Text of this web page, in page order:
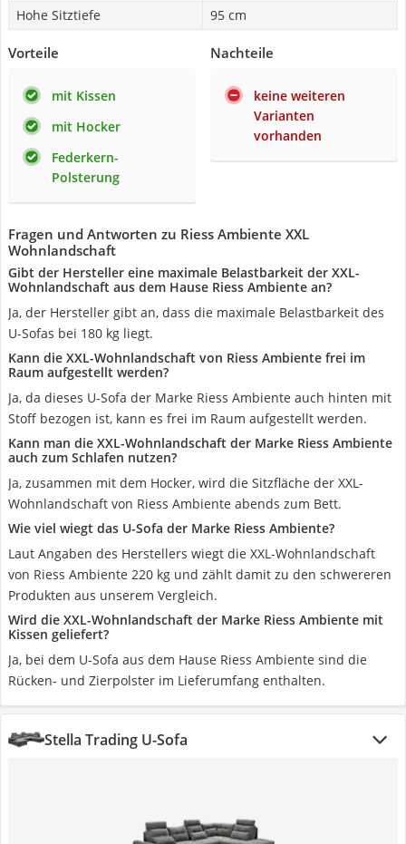
Hohe Sitztiefe
95 cm
Vorteile
mit Kissen
mit Hocker
Federkern-
Polsterung
Nachteile
keine weiteren
Varianten
vorhanden
Fragen und Antworten zu Riess Ambiente XXL
Wohnlandschaft
Gibt der Hersteller eine maximale Belastbarkeit der XXL-
Wohnlandschaft aus dem Hause Riess Ambiente an?
Ja, der Hersteller gibt an, dass die maximale Belastbarkeit des
U-Sofas bei 180 kg liegt.
Kann die XXL-Wohnlandschaft von Riess Ambiente frei im
Raum aufgestellt werden?
Ja, da dieses U-Sofa der Marke Riess Ambiente auch hinten mit
Stoff bezogen ist, kann es frei im Raum aufgestellt werden.
Kann man die XXL-Wohnlandschaft der Marke Riess Ambiente
auch zum Schlafen nutzen?
Ja, zusammen mit dem Hocker, wird die Sitzfläche der XXL-
Wohnlandschaft von Riess Ambiente abends zum Bett.
Wie viel wiegt das U-Sofa der Marke Riess Ambiente?
Laut Angaben des Herstellers wiegt die XXL-Wohnlandschaft
von Riess Ambiente 220 kg und zählt damit zu den schwereren
Produkten aus unserem Vergleich.
Wird die XXL-Wohnlandschaft der Marke Riess Ambiente mit
Kissen geliefert?
Ja, bei dem U-Sofa aus dem Hause Riess Ambiente sind die
Rücken- und Zierpolster im Lieferumfang enthalten.
Stella Trading U-Sofa